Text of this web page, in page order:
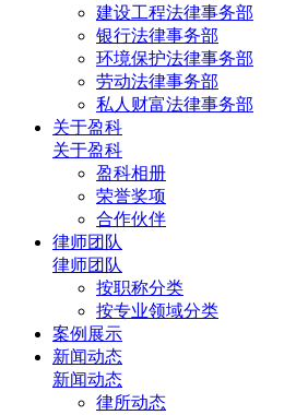
建设工程法律事务部
银行法律事务部
环境保护法律事务部
劳动法律事务部
私人财富法律事务部
关于盈科
关于盈科
盈科相册
荣誉奖项
合作伙伴
律师团队
律师团队
按职称分类
按专业领域分类
案例展示
新闻动态
新闻动态
律所动态